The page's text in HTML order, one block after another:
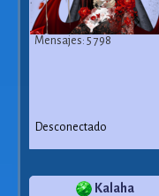
Mensajes: 5 798
Desconectado
Kalaha